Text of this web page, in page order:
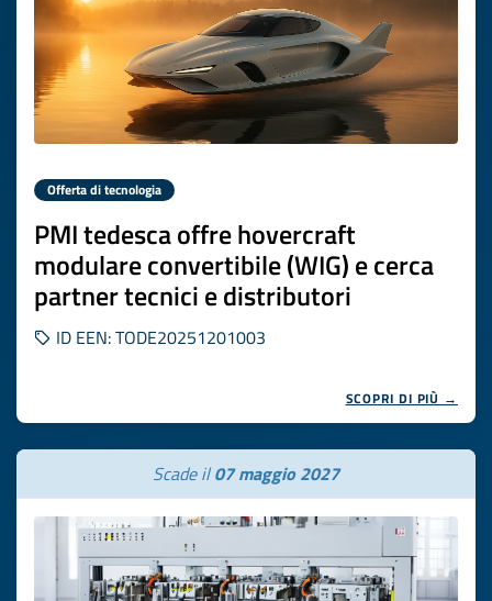
Offerta di tecnologia
PMI tedesca offre hovercraft
modulare convertibile (WIG) e cerca
partner tecnici e distributori
ID EEN: TODE20251201003
SCOPRI DI PIÙ →
Scade il07 maggio 2027